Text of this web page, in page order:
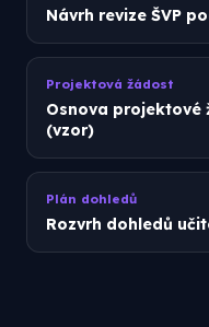
Návrh revize ŠVP
Projektová žádost
Osnova projektové
(vzor)
Plán dohledů
Rozvrh dohledů